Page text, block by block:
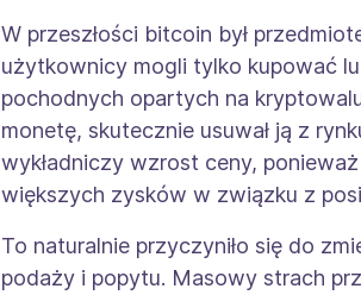
W przeszłości bitcoin był
użytkownicy mogli tylko kupować
pochodnych opartych na
monetę, skutecznie usuwał ją z
wykładniczy wzrost ceny,
większych zysków w związku z
To naturalnie przyczyniło się do
podaży i popytu. Masowy strach